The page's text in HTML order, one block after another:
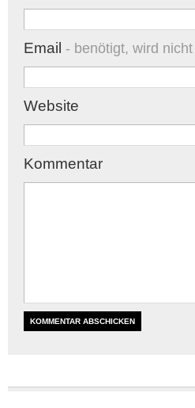
Email - benötigt, wird
Website
Kommentar